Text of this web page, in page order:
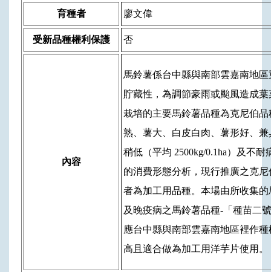
育種者 廖文偉
受新品種權利保護 否
內容
馬鈴薯係台中縣與南部雲嘉南地
貯藏性，為調節豪雨或颱風造成
栽培的主要馬鈴薯品種為克尼伯
熟、薯大、白皮白肉、薯形好、
稍低（平均 2500kg/0.1ha）及不
的消費形態分析，現行推廣之克
者為加工用品種。本場由所收集
及晚疫病之馬鈴薯品種-「種苗二
應台中縣與南部雲嘉南地區裡作
高且適合做為加工用洋芋片使用。